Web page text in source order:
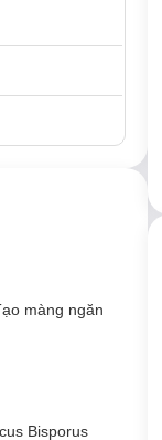
màng ngăn
Bisporus